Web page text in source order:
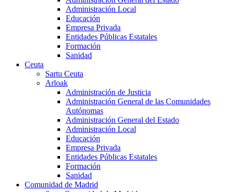
Administración Local
Educación
Empresa Privada
Entidades Públicas Estatales
Formación
Sanidad
Ceuta
Sartu Ceuta
Arloak
Administración de Justicia
Administración General de las Comunidades
Autónomas
Administración General del Estado
Administración Local
Educación
Empresa Privada
Entidades Públicas Estatales
Formación
Sanidad
Comunidad de Madrid